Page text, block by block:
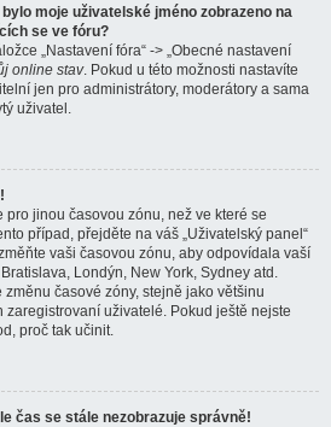
moje uživatelské jméno zobrazeno na
se ve fóru?
„Nastavení fóra“ -> „Obecné nastavení
online stav. Pokud u této možnosti nastavíte
jen pro administrátory, moderátory a sama
uživatel.
pro jinou časovou zónu, než ve které se
případ, přejděte na váš „Uživatelský panel“
vaši časovou zónu, aby odpovídala vaší
Londýn, New York, Sydney atd.
časové zóny, stejně jako většinu
uživatelé. Pokud ještě nejste
proč tak učinit.
čas se stále nezobrazuje správně!